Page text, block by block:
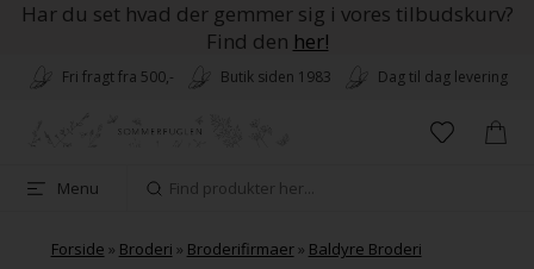
Har du set hvad der gemmer sig i vores tilbudskurv?
Find den her!
Fri fragt fra 500,- Butik siden 1983 Dag til dag levering
Menu
Forside » Broderi » Broderifirmaer» Baldyre Broderi